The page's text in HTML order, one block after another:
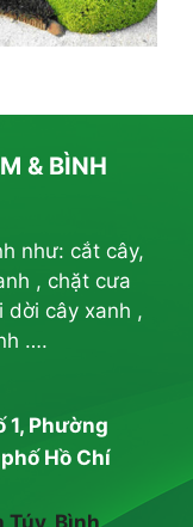
& BÌNH
như: cắt cây,
, chặt cưa
dời cây xanh ,
….
1, Phường
Hồ Chí